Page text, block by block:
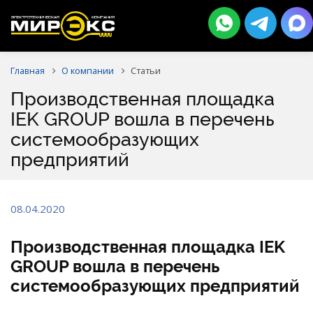
Главная О компании Cтатьи
Производственная площадка
IEK GROUP вошла в перечень
системообразующих
предприятий
08.04.2020
Производственная площадка IEK
GROUP вошла в перечень
системообразующих предприятий